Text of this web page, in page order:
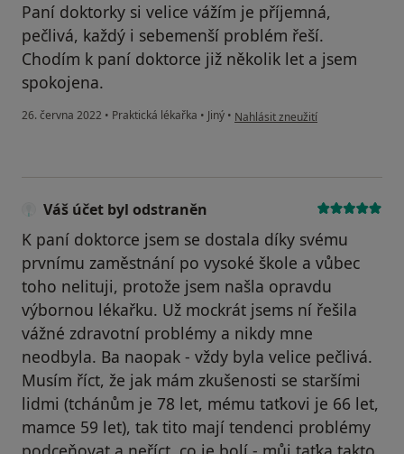
Paní doktorky si velice vážím je příjemná,
pečlivá, každý i sebemenší problém řeší.
Chodím k paní doktorce již několik let a jsem
spokojena.
26. června 2022 • Praktická lékařka • Jiný • podle názoru uživatele
Nahlásit zneužití
Váš účet byl odstraněn
K paní doktorce jsem se dostala díky svému
prvnímu zaměstnání po vysoké škole a vůbec
toho nelituji, protože jsem našla opravdu
výbornou lékařku. Už mockrát jsems ní řešila
vážné zdravotní problémy a nikdy mne
neodbyla. Ba naopak - vždy byla velice pečlivá.
Musím říct, že jak mám zkušenosti se staršími
lidmi (tchánům je 78 let, mému taťkovi je 66 let,
mamce 59 let), tak tito mají tendenci problémy